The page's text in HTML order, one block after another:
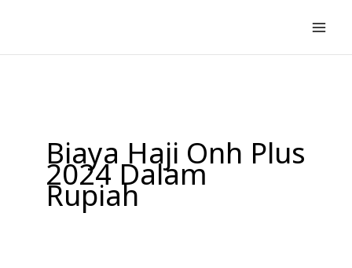
konten
Biaya Haji Onh Plus
2024 Dalam
Rupiah